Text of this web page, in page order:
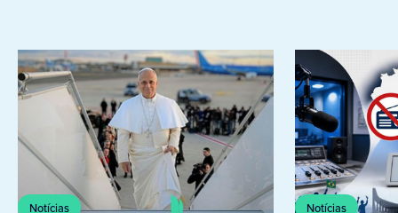
Notícias Notícias